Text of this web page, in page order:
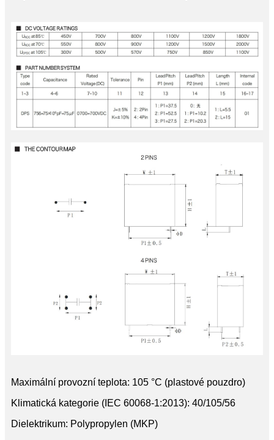
Maximální provozní teplota: 105 °C (plastové pouzdro)
Klimatická kategorie (IEC 60068-1:2013): 40/105/56
Dielektrikum: Polypropylen (MKP)